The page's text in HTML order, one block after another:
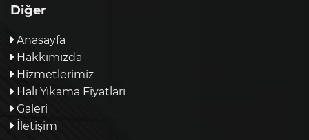
Diğer
Anasayfa
Hakkımızda
Hizmetlerimiz
Halı Yıkama Fiyatları
Galeri
İletişim